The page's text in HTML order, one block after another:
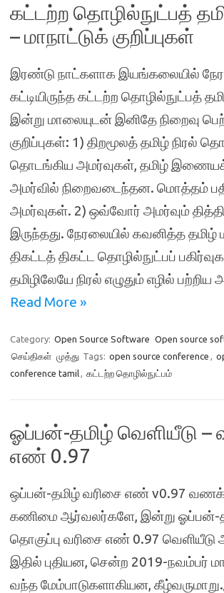
கட்டற்ற தொழில்நுட்பத்
– மாநாட்டுக் குறிப்புகள்
இரண்டு நாட்களாக இயங்கலையில்
கட்டியிருந்த கட்டற்ற தொழில்நுட்பத்
இன்று மாலையுடன் இனிதே நிறைவு
குறிப்புகள்: 1) திறமூலத் தமிழ் நிரல்
தொடங்கிய அமர்வுகள், தமிழ்
அமர்வில் நிறைவடைந்தன. மொத்தம்
அமர்வுகள். 2) ஒவ்வோர் அமர்வும்
இருந்தது. நேரலையில் கவனித்த தமிழ்
திகட்டத் திகட்ட தொழில்நுட்பப்
தமிழிலேயே நிரல் எழுதும் எழில் பற்றிய
Read More »
Category: Open Source Software Open source
செய்திகள் முத்து Tags: open source conference ,
conference tamil, கட்டற்ற தொழில்நுட்பம்
ஓப்பன்-தமிழ் வெளியீடு –
எண் 0.97
ஒப்பன்-தமிழ் வரிசை எண் v0.97
கணிமை ஆர்வலர்களே, இன்று ஓப்பன்-
தொகுப்பு வரிசை எண் 0.97 வெளியீடு
இதில் புதியன, சென்ற 2019-நவம்பர்
வந்த மேம்பாடுகளாகியன,